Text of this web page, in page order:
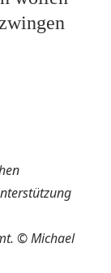
© Michael